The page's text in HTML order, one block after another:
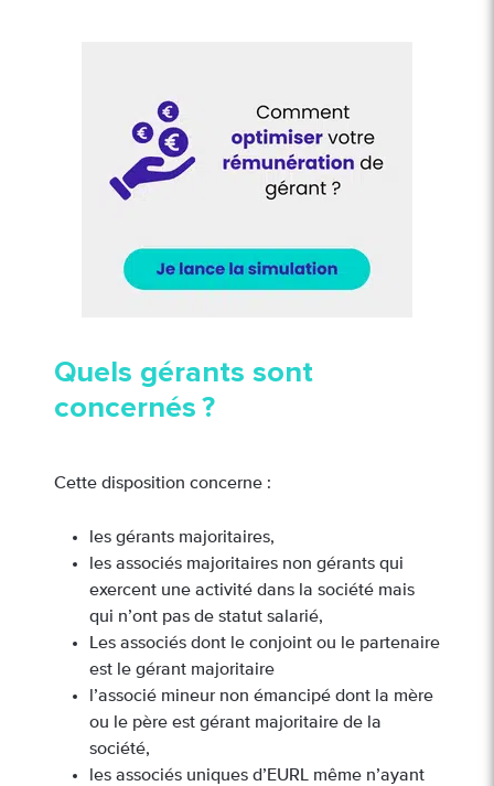
Quels gérants sont
concernés ?
Cette disposition concerne :
les gérants majoritaires,
les associés majoritaires non gérants qui
exercent une activité dans la société mais
qui n’ont pas de statut salarié,
Les associés dont le conjoint ou le partenaire
est le gérant majoritaire
l’associé mineur non émancipé dont la mère
ou le père est gérant majoritaire de la
société,
les associés uniques d’EURL même n’ayant